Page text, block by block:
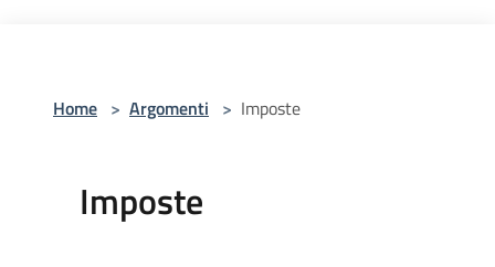
Home > Argomenti > Imposte
Imposte